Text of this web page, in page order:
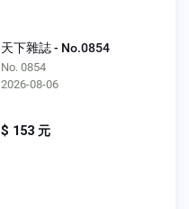
天下雜誌 - No.0854
No. 0854
2026-08-06
$ 153 元